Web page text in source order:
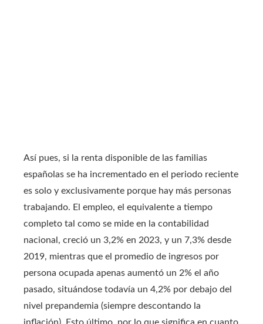
Así pues, si la renta disponible de las familias
españolas se ha incrementado en el periodo reciente
es solo y exclusivamente porque hay más personas
trabajando. El empleo, el equivalente a tiempo
completo tal como se mide en la contabilidad
nacional, creció un 3,2% en 2023, y un 7,3% desde
2019, mientras que el promedio de ingresos por
persona ocupada apenas aumentó un 2% el año
pasado, situándose todavía un 4,2% por debajo del
nivel prepandemia (siempre descontando la